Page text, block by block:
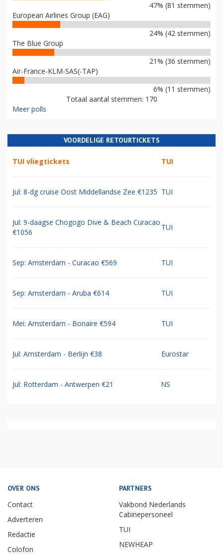
47% (81 stemmen)
European Airlines Group (EAG)
24% (42 stemmen)
The Blue Group
21% (36 stemmen)
Air-France-KLM-SAS(-TAP)
6% (11 stemmen)
Totaal aantal stemmen: 170
Meer polls
VOORDELIGE RETOURTICKETS
TUI vliegtickets TUI
Jul: 8-dg cruise Oost Middellandse Zee €1235 TUI
Jul: 9-daagse Chogogo Dive & Beach Curacao
€1056
TUI
Sep: Amsterdam - Curacao €569 TUI
Sep: Amsterdam - Aruba €614 TUI
Mei: Amsterdam - Bonaire €594 TUI
Jul: Amsterdam - Berlijn €38 Eurostar
Jul: Rotterdam - Antwerpen €21 NS
OVER ONS
Contact
Adverteren
Redactie
Colofon
PARTNERS
Vakbond Nederlands
Cabinepersoneel
TUI
NEWHEAP